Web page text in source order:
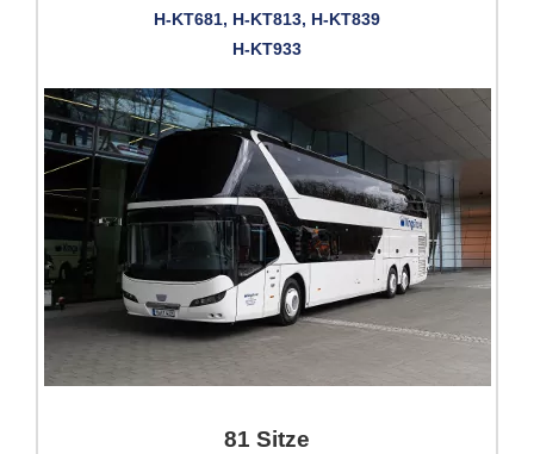
H-KT681, H-KT813, H-KT839
H-KT933
81 Sitze